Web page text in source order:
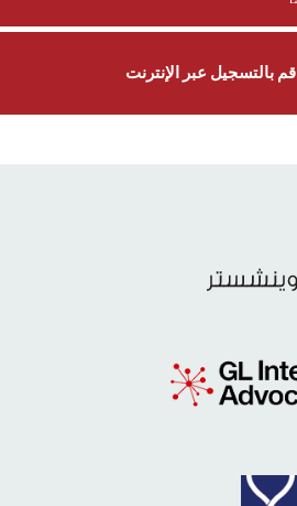
قم بالتسجيل عبر الإنترنت